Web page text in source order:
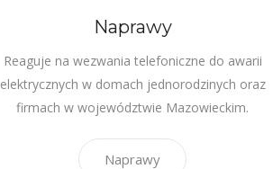
Naprawy
Reaguje na wezwania telefoniczne do awarii
elektrycznych w domach jednorodzinych oraz
firmach w województwie Mazowieckim.
Naprawy